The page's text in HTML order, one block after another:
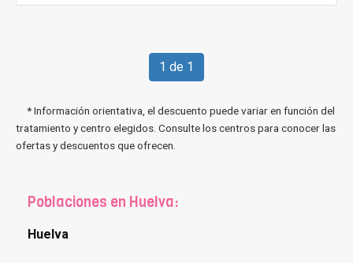
1 de 1
* Información orientativa, el descuento puede variar en función del
tratamiento y centro elegidos. Consulte los centros para conocer las
ofertas y descuentos que ofrecen.
Poblaciones en Huelva:
Huelva